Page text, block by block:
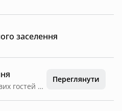
заселення
Перебування додаткових гостей без ночівлі можливе при додатковій оплаті та попереднім узгодженням з адміністрацією. Час перебування таких гостей можливий до 22.30
Переглянути